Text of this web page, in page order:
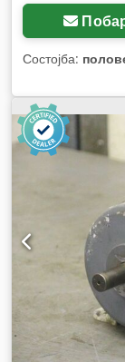
Состојба: